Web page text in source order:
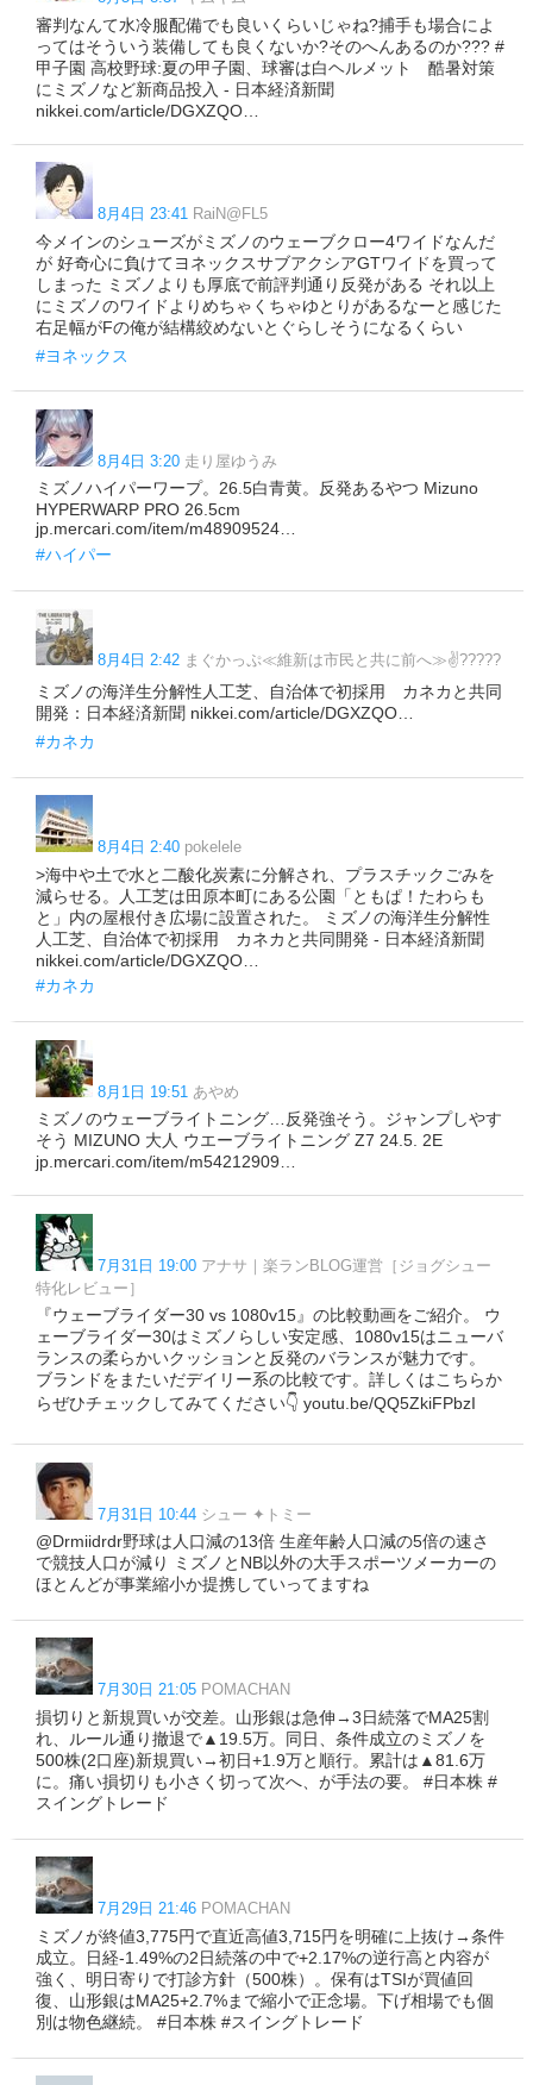
審判なんて水冷服配備でも良いくらいじゃね?捕手も場合によ
ってはそういう装備しても良くないか?そのへんあるのか??? #
甲子園 高校野球:夏の甲子園、球審は白ヘルメット 酷暑対策
にミズノなど新商品投入 - 日本経済新聞
nikkei.com/article/DGXZQO…
8月4日 23:41 RaiN@FL5
今メインのシューズがミズノのウェーブクロー4ワイドなんだ
が 好奇心に負けてヨネックスサブアクシアGTワイドを買って
しまった ミズノよりも厚底で前評判通り反発がある それ以上
にミズノのワイドよりめちゃくちゃゆとりがあるなーと感じた
右足幅がFの俺が結構絞めないとぐらしそうになるくらい
#ヨネックス
8月4日 3:20 走り屋ゆうみ
ミズノハイパーワープ。26.5白青黄。反発あるやつ Mizuno
HYPERWARP PRO 26.5cm
jp.mercari.com/item/m48909524…
#ハイパー
8月4日 2:42 まぐかっぷ≪維新は市民と共に前へ≫✌️?????
ミズノの海洋生分解性人工芝、自治体で初採用 カネカと共同
開発：日本経済新聞 nikkei.com/article/DGXZQO…
#カネカ
8月4日 2:40 pokelele
>海中や土で水と二酸化炭素に分解され、プラスチックごみを
減らせる。人工芝は田原本町にある公園「ともぱ！たわらも
と」内の屋根付き広場に設置された。 ミズノの海洋生分解性
人工芝、自治体で初採用 カネカと共同開発 - 日本経済新聞
nikkei.com/article/DGXZQO…
#カネカ
8月1日 19:51 あやめ
ミズノのウェーブライトニング…反発強そう。ジャンプしやす
そう MIZUNO 大人 ウエーブライトニング Z7 24.5. 2E
jp.mercari.com/item/m54212909…
7月31日 19:00 アナサ｜楽ランBLOG運営［ジョグシュー
特化レビュー］
『ウェーブライダー30 vs 1080v15』の比較動画をご紹介。 ウ
ェーブライダー30はミズノらしい安定感、1080v15はニューバ
ランスの柔らかいクッションと反発のバランスが魅力です。
ブランドをまたいだデイリー系の比較です。詳しくはこちらか
らぜひチェックしてみてください👇 youtu.be/QQ5ZkiFPbzI
7月31日 10:44 シュー ✦トミー
@Drmiidrdr野球は人口減の13倍 生産年齢人口減の5倍の速さ
で競技人口が減り ミズノとNB以外の大手スポーツメーカーの
ほとんどが事業縮小か提携していってますね
7月30日 21:05 POMACHAN
損切りと新規買いが交差。山形銀は急伸→3日続落でMA25割
れ、ルール通り撤退で▲19.5万。同日、条件成立のミズノを
500株(2口座)新規買い→初日+1.9万と順行。累計は▲81.6万
に。痛い損切りも小さく切って次へ、が手法の要。 #日本株 #
スイングトレード
7月29日 21:46 POMACHAN
ミズノが終値3,775円で直近高値3,715円を明確に上抜け→条件
成立。日経-1.49%の2日続落の中で+2.17%の逆行高と内容が
強く、明日寄りで打診方針（500株）。保有はTSIが買値回
復、山形銀はMA25+2.7%まで縮小で正念場。下げ相場でも個
別は物色継続。 #日本株 #スイングトレード